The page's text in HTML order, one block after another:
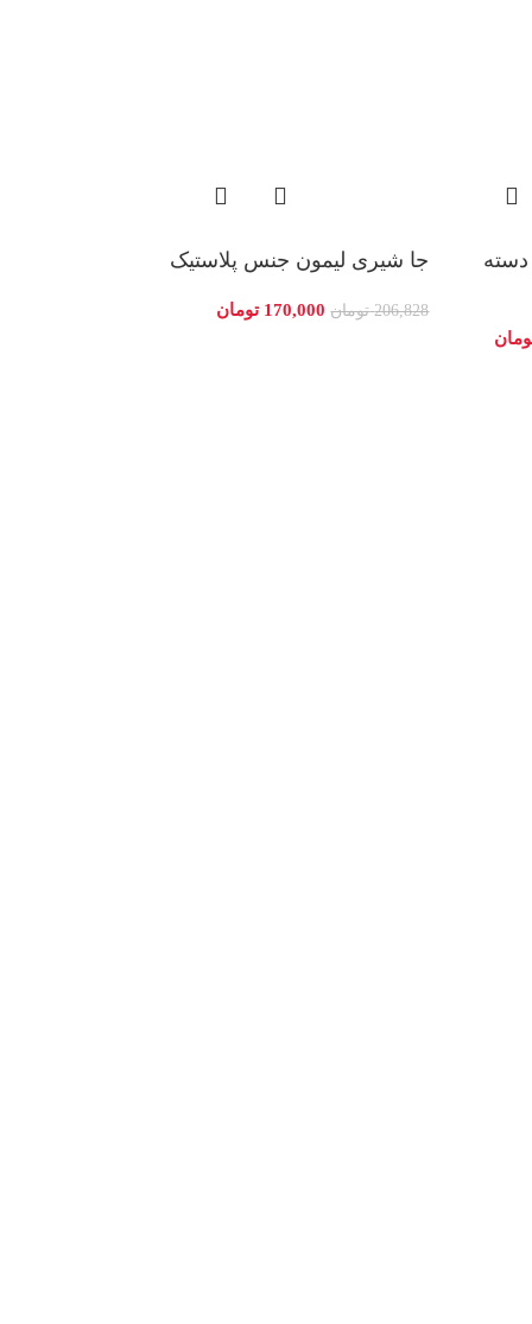
دسته جا شیری لیمون جنس پلاستیک
206,828 تومان 170,000 تومان